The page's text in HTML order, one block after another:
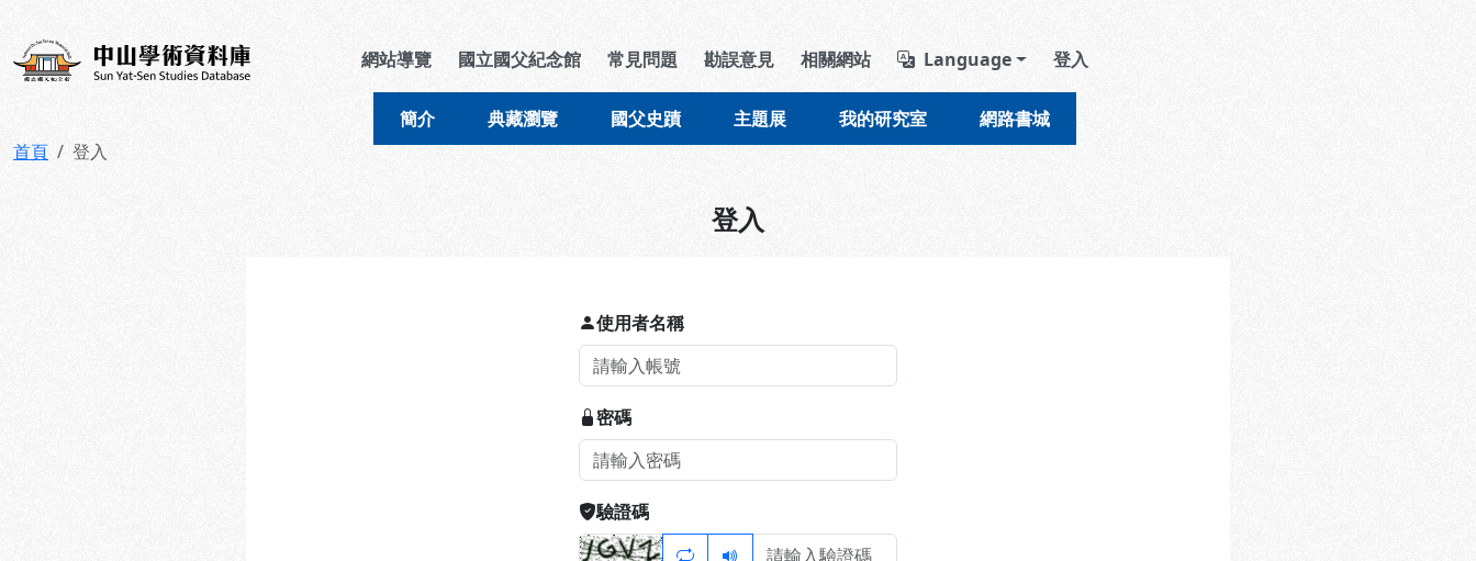
中山學術資料庫 導覽列區塊
網站導覽 國立國父紀念館 常見問題 勘誤意見 相關網站 Language 登入
簡介 典藏瀏覽 國父史蹟 主題展 我的研究室 網路書城
首頁 登入
登入
使用者名稱
密碼
驗證碼